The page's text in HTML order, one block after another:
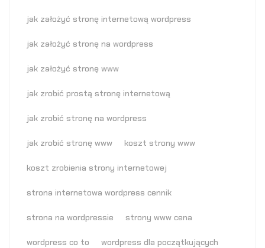
jak założyć stronę internetową wordpress
jak założyć stronę na wordpress
jak założyć stronę www
jak zrobić prostą stronę internetową
jak zrobić stronę na wordpress
jak zrobić stronę www koszt strony www
koszt zrobienia strony internetowej
strona internetowa wordpress cennik
strona na wordpressie strony www cena
wordpress co to wordpress dla początkujących